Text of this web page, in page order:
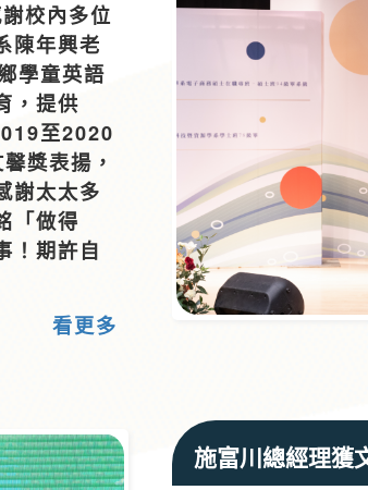
校內多位
陳年興老
學童英語
，提供
至2020
獎表揚，
謝太太多
「做得
！期許自
看更多
施富川總經理獲